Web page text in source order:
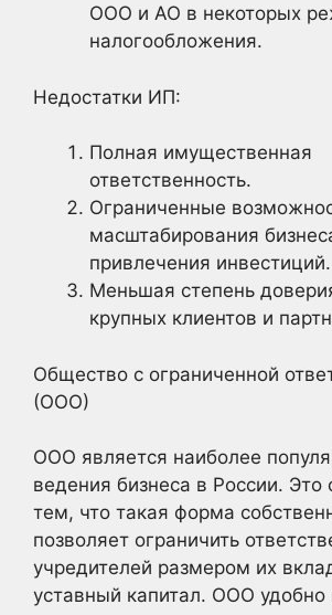
ООО и АО в некоторых
налогообложения.
Недостатки ИП:
Полная имущественная
ответственность.
Ограниченные
масштабирования
привлечения инвестиций.
Меньшая степень
крупных клиентов и
Общество с ограниченной
(ООО)
ООО является наиболее
ведения бизнеса в России. Это
тем, что такая форма
позволяет ограничить
учредителей размером их
уставный капитал. ООО удобно